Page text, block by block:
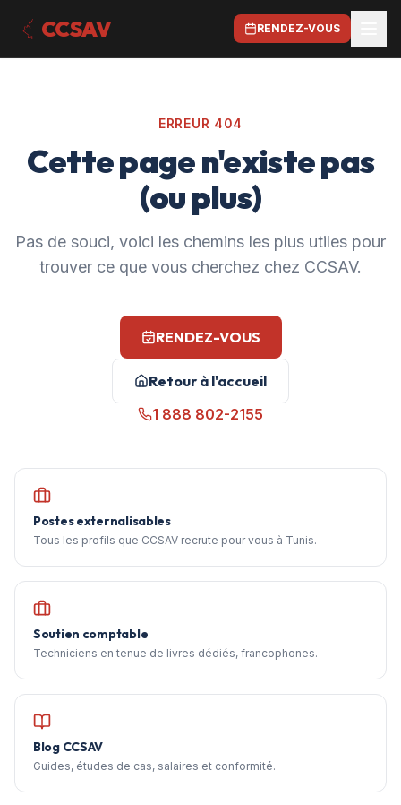
CCSAV RENDEZ-VOUS
ERREUR 404
Cette page n'existe pas
(ou plus)
Pas de souci, voici les chemins les plus utiles pour
trouver ce que vous cherchez chez CCSAV.
RENDEZ-VOUS
Retour à l'accueil
1 888 802-2155
Postes externalisables
Tous les profils que CCSAV recrute pour vous à Tunis.
Soutien comptable
Techniciens en tenue de livres dédiés, francophones.
Blog CCSAV
Guides, études de cas, salaires et conformité.